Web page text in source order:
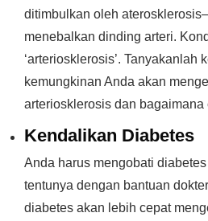
ditimbulkan oleh
menebalkan dinding arteri.
‘arteriosklerosis’. Tanyakanlah
kemungkinan Anda akan
arteriosklerosis dan bagaimana
Kendalikan Diabetes
Anda harus mengobati
tentunya dengan bantuan
diabetes akan lebih cepat